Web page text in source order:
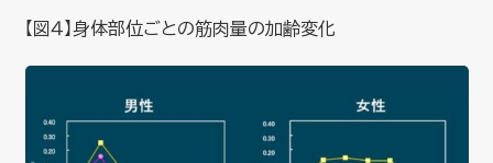
【図４】身体部位ごとの筋肉量の加齢変化